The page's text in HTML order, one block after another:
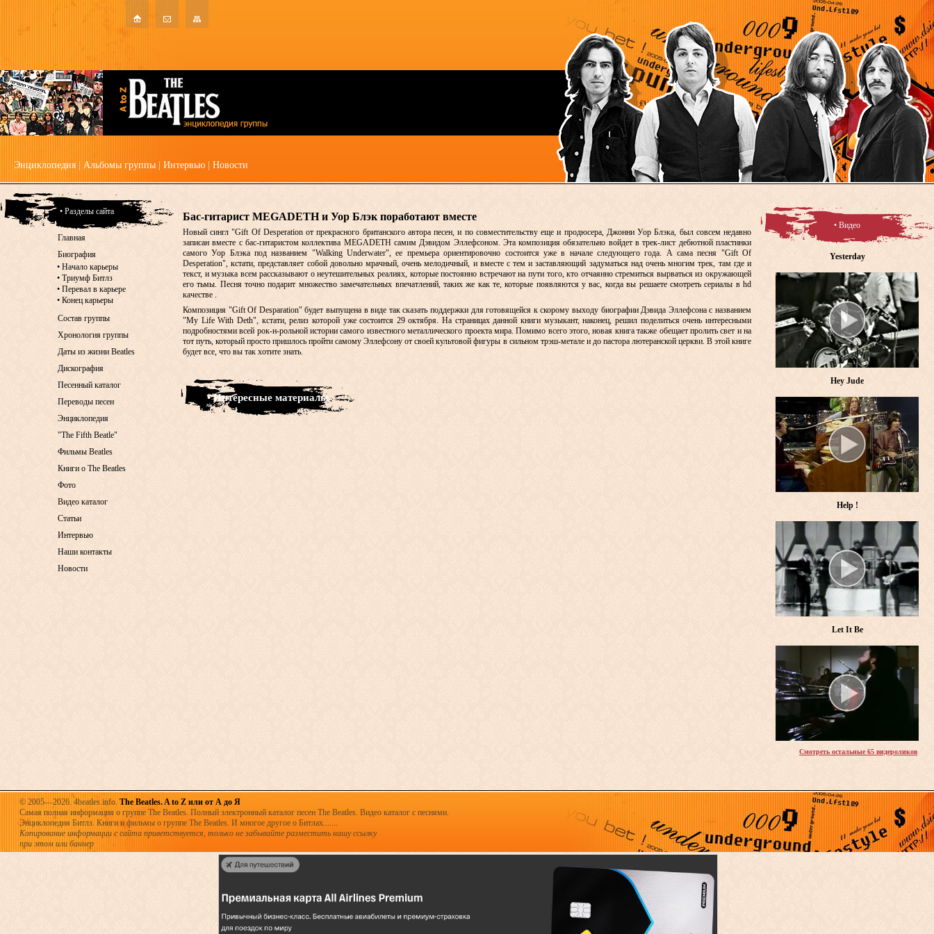
Энциклопедия Альбомы группы Интервью Новости
Бас-гитарист MEGADETH и Уор Блэк поработают вместе
Новый сингл "Gift Of Desperation от прекрасного британского автора песен, и по совместительству еще и продюсера, Джонни Уор Блэка, был совсем недавно
записан вместе с бас-гитаристом коллектива MEGADETH самим Дэвидом Эллефсоном. Эта композиция обязательно войдет в трек-лист дебютной пластинки
самого Уор Блэка под названием "Walking Underwater", ее премьера ориентировочно состоится уже в начале следующего года. А сама песня "Gift Of
Desperation", кстати, представляет собой довольно мрачный, очень мелодичный, и вместе с тем и заставляющий задуматься над очень многим трек, там где и
текст, и музыка всем рассказывают о неутешительных реалиях, которые постоянно встречают на пути того, кто отчаянно стремиться вырваться из окружающей
его тьмы. Песня точно подарит множество замечательных впечатлений, таких же как те, которые появляются у вас, когда вы решаете смотреть сериалы в hd
качестве .
Композиция "Gift Of Desparation" будет выпущена в виде так сказать поддержки для готовящейся к скорому выходу биографии Дэвида Эллефсона с названием
"My Life With Deth", кстати, релиз которой уже состоится 29 октября. На страницах данной книги музыкант, наконец, решил поделиться очень интересными
подробностями всей рок-н-рольной истории самого известного металлического проекта мира. Помимо всего этого, новая книга также обещает пролить свет и на
тот путь, который просто пришлось пройти самому Эллефсону от своей культовой фигуры в сильном трэш-метале и до пастора лютеранской церкви. В этой книге
будет все, что вы так хотите знать.
• Интересные материалы
• Разделы сайта
Главная
Биография
• Начало карьеры
• Триумф Битлз
• Перевал в карьере
• Конец карьеры
Состав группы
Хронология группы
Даты из жизни Beatles
Дискография
Песенный каталог
Переводы песен
Энциклопедия
"The Fifth Beatle"
Фильмы Beatles
Книги о The Beatles
Фото
Видео каталог
Статьи
Интервью
Наши контакты
Новости
• Видео
Yesterday
Hey Jude
Help !
Let It Be
Смотреть остальные 65 видероликов
© 2005—2026. 4beatles.info. The Beatles. A to Z или от А до Я
Самая полная информация о группе The Beatles. Полный электронный каталог песен The Beatles. Видео каталог с песнями.
Энциклопедия Битлз. Книги и фильмы о группе The Beatles. И многое другое о Битлах.......
Копирование информации с сайта приветствуется, только не забывайте разместить нашу ссылку
при этом или баннер